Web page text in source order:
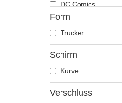
DC Comics
Der Herr der Ringe
Die Schlümpfe
Disney
Dragon Ball
Erdnüsse
Form
Trucker
Schirm
Kurve
Verschluss